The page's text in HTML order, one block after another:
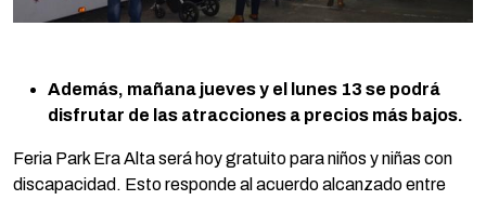
Además, mañana jueves y el lunes 13 se podrá
disfrutar de las atracciones a precios más bajos.
Feria Park Era Alta será hoy gratuito para niños y niñas con
discapacidad. Esto responde al acuerdo alcanzado entre